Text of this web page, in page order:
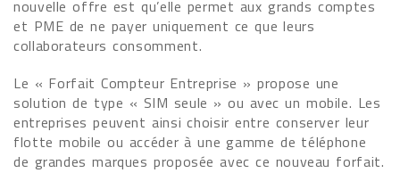
nouvelle offre est qu’elle permet aux grands comptes
et PME de ne payer uniquement ce que leurs
collaborateurs consomment.
Le « Forfait Compteur Entreprise » propose une
solution de type « SIM seule » ou avec un mobile. Les
entreprises peuvent ainsi choisir entre conserver leur
flotte mobile ou accéder à une gamme de téléphone
de grandes marques proposée avec ce nouveau forfait.